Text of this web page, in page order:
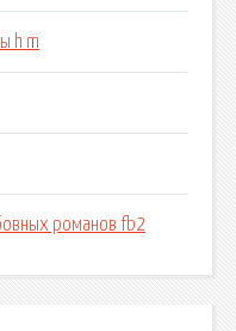
h m
романов fb2